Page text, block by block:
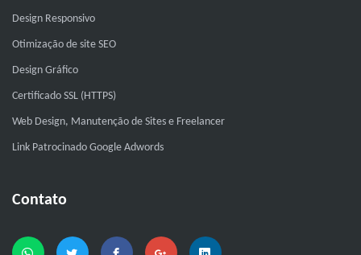
Design Responsivo
Otimização de site SEO
Design Gráfico
Certificado SSL (HTTPS)
Web Design, Manutenção de Sites e Freelancer
Link Patrocinado Google Adwords
Contato